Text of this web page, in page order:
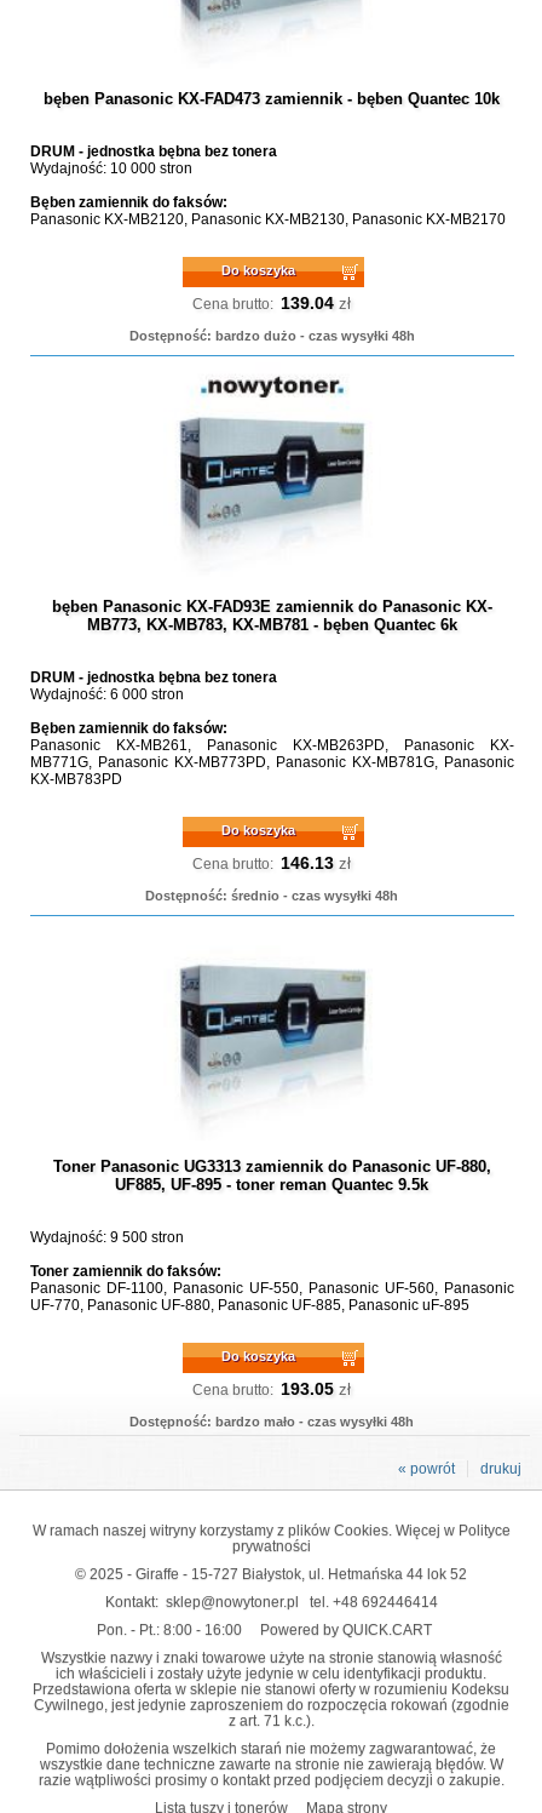
bęben Panasonic KX-FAD473 zamiennik - bęben Quantec 10k
DRUM - jednostka bębna bez tonera
Wydajność: 10 000 stron
Bęben zamiennik do faksów:
Panasonic KX-MB2120, Panasonic KX-MB2130, Panasonic KX-MB2170
Do koszyka
Cena brutto: 139.04 zł
Dostępność: bardzo dużo - czas wysyłki 48h
bęben Panasonic KX-FAD93E zamiennik do Panasonic KX-
MB773, KX-MB783, KX-MB781 - bęben Quantec 6k
DRUM - jednostka bębna bez tonera
Wydajność: 6 000 stron
Bęben zamiennik do faksów:
Panasonic KX-MB261, Panasonic KX-MB263PD, Panasonic KX-
MB771G, Panasonic KX-MB773PD, Panasonic KX-MB781G, Panasonic
KX-MB783PD
Do koszyka
Cena brutto: 146.13 zł
Dostępność: średnio - czas wysyłki 48h
Toner Panasonic UG3313 zamiennik do Panasonic UF-880,
UF885, UF-895 - toner reman Quantec 9.5k
Wydajność: 9 500 stron
Toner zamiennik do faksów:
Panasonic DF-1100, Panasonic UF-550, Panasonic UF-560, Panasonic
UF-770, Panasonic UF-880, Panasonic UF-885, Panasonic uF-895
Do koszyka
Cena brutto: 193.05 zł
Dostępność: bardzo mało - czas wysyłki 48h
drukuj
« powrót
W ramach naszej witryny korzystamy z plików Cookies. Więcej w Polityce
prywatności
© 2025 - Giraffe - 15-727 Białystok, ul. Hetmańska 44 lok 52
Kontakt: sklep@nowytoner.pl tel. +48 692446414
Pon. - Pt.: 8:00 - 16:00
Powered by QUICK.CART
Wszystkie nazwy i znaki towarowe użyte na stronie stanowią własność
ich właścicieli i zostały użyte jedynie w celu identyfikacji produktu.
Przedstawiona oferta w sklepie nie stanowi oferty w rozumieniu Kodeksu
Cywilnego, jest jedynie zaproszeniem do rozpoczęcia rokowań (zgodnie
z art. 71 k.c.).
Pomimo dołożenia wszelkich starań nie możemy zagwarantować, że
wszystkie dane techniczne zawarte na stronie nie zawierają błędów. W
razie wątpliwości prosimy o kontakt przed podjęciem decyzji o zakupie.
Lista tuszy i tonerów
Mapa strony